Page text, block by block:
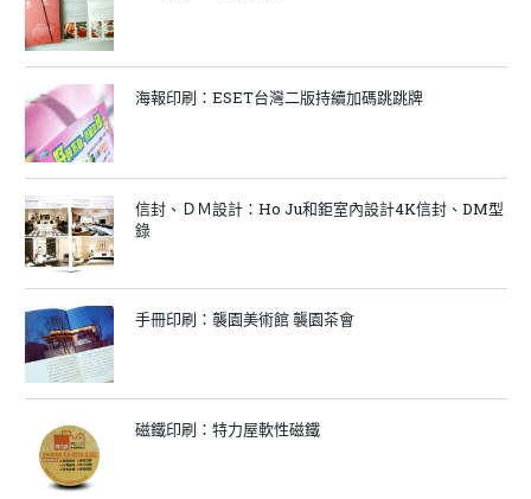
海報印刷：ESET台灣二版持續加碼跳跳牌
信封、ＤＭ設計：Ho Ju和鉅室內設計4K信封、DM型
錄
手冊印刷：襲園美術館 襲園茶會
磁鐵印刷：特力屋軟性磁鐵